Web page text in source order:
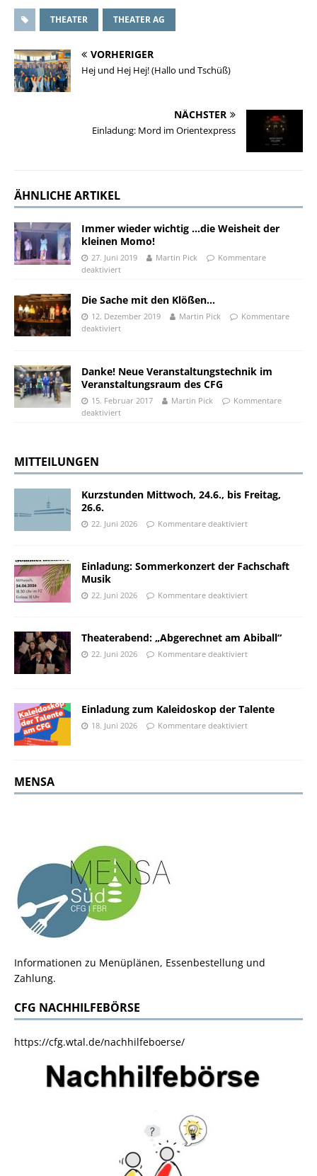
THEATER THEATER AG
VORHERIGER
Hej und Hej Hej! (Hallo und Tschüß)
NÄCHSTER
Einladung: Mord im Orientexpress
ÄHNLICHE ARTIKEL
Immer wieder wichtig …die Weisheit der
kleinen Momo!
27. Juni 2019 Martin Pick
Kommentare
deaktiviert
Die Sache mit den Klößen…
12. Dezember 2019 Martin Pick
Kommentare
deaktiviert
Danke! Neue Veranstaltungstechnik im
Veranstaltungsraum des CFG
15. Februar 2017 Martin Pick
Kommentare
deaktiviert
MITTEILUNGEN
Kurzstunden Mittwoch, 24.6., bis Freitag,
26.6.
22. Juni 2026 Kommentare deaktiviert
Einladung: Sommerkonzert der Fachschaft
Musik
22. Juni 2026 Kommentare deaktiviert
Theaterabend: „Abgerechnet am Abiball“
22. Juni 2026 Kommentare deaktiviert
Einladung zum Kaleidoskop der Talente
18. Juni 2026 Kommentare deaktiviert
MENSA
Informationen zu Menüplänen, Essenbestellung und
Zahlung.
CFG NACHHILFEBÖRSE
https://cfg.wtal.de/nachhilfeboerse/